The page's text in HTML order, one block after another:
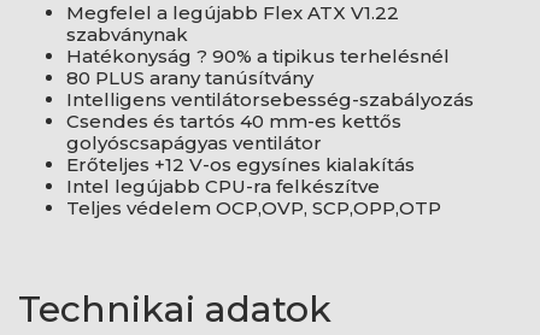
Megfelel a legújabb Flex ATX V1.22
szabványnak
Hatékonyság ? 90% a tipikus terhelésnél
80 PLUS arany tanúsítvány
Intelligens ventilátorsebesség-szabályozás
Csendes és tartós 40 mm-es kettős
golyóscsapágyas ventilátor
Erőteljes +12 V-os egysínes kialakítás
Intel legújabb CPU-ra felkészítve
Teljes védelem OCP,OVP, SCP,OPP,OTP
Technikai adatok